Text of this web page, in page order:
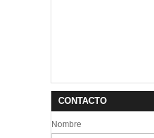
CONTACTO
Nombre